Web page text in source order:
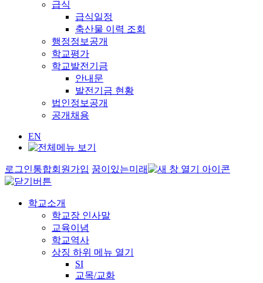
급식
급식일정
축산물 이력 조회
행정정보공개
학교평가
학교발전기금
안내문
발전기금 현황
법인정보공개
공개채용
EN
로그인통합회원가입 꿈이있는미래
학교소개
학교장 인사말
교육이념
학교역사
상징 하위 메뉴 열기
SI
교목/교화